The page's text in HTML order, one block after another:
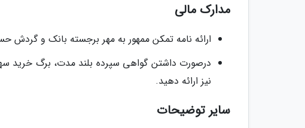
مدارک مالی
ارائه نامه تمکن ممهور به مهر برجسته بانک و گردش حساب 6 ماه آخر هر دو به زبان لاتین
درصورت داشتن گواهی سپرده بلند مدت، برگ خرید
نیز ارائه دهید.
سایر توضیحات